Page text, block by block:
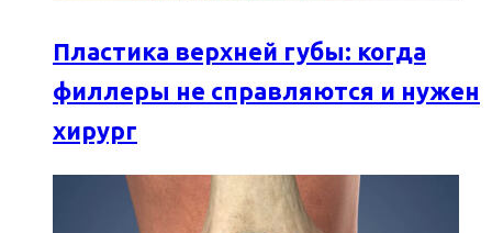
Пластика верхней губы: когда
филлеры не справляются и нужен
хирург